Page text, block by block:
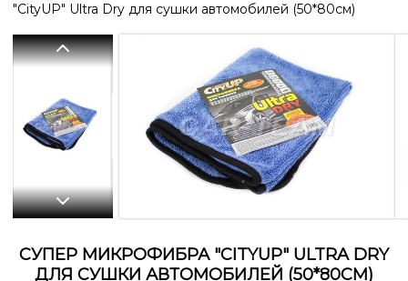
"CityUP" Ultra Dry для сушки автомобилей (50*80см)
СУПЕР МИКРОФИБРА "CITYUP" ULTRA DRY
ДЛЯ СУШКИ АВТОМОБИЛЕЙ (50*80СМ)